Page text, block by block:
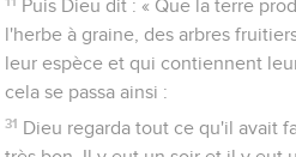
Puis Dieu dit : « Que la terre
l'herbe à graine, des arbres
leur espèce et qui contiennent
cela se passa ainsi :
31 Dieu regarda tout ce qu'il avait